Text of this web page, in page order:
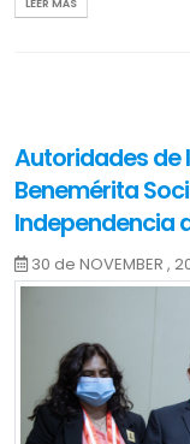
HORA: 09:00 A.M.
SANTIAGO ANTÚNEZ
PROVINCIA DE HUARAZ
LEER MÁS
Autoridades de
Benemérita
Independencia
30 de NOVEMBER ,
Esta mañana, el
vicerrectores Dr.
Valencia Vera,
delegación de la
Independencia,